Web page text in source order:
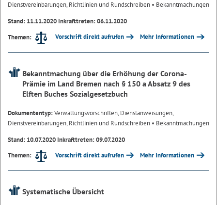
Dienstvereinbarungen, Richtlinien und Rundschreiben • Bekanntmachungen
Stand: 11.11.2020 Inkrafttreten: 06.11.2020
Themen:
Vorschrift direkt aufrufen Mehr Informationen
Bekanntmachung über die Erhöhung der Corona-
Prämie im Land Bremen nach § 150 a Absatz 9 des
Elften Buches Sozialgesetzbuch
Dokumententyp:Verwaltungsvorschriften, Dienstanweisungen,
Dienstvereinbarungen, Richtlinien und Rundschreiben • Bekanntmachungen
Stand: 10.07.2020 Inkrafttreten: 09.07.2020
Themen:
Vorschrift direkt aufrufen Mehr Informationen
Systematische Übersicht